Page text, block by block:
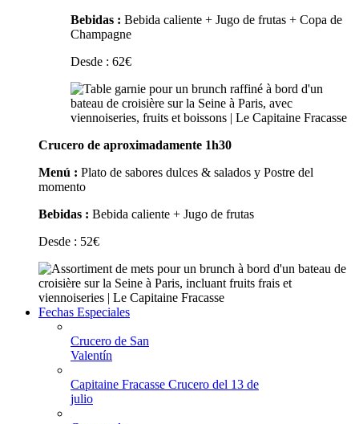
Bebidas : Bebida caliente + Jugo de frutas + Copa de
Champagne
Desde : 62€
Crucero de aproximadamente 1h30
Menú : Plato de sabores dulces & salados y Postre del
momento
Bebidas : Bebida caliente + Jugo de frutas
Desde : 52€
Fechas Especiales
Crucero de San
Valentín
Capitaine Fracasse Crucero del 13 de
julio